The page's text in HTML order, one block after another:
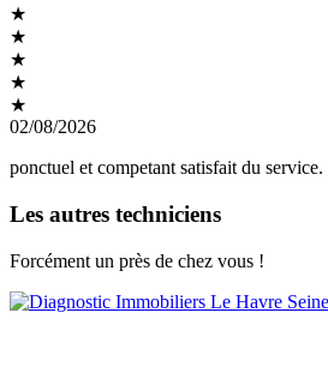
★
★
★
★
★
02/08/2026
ponctuel et competant satisfait du service.
Les autres techniciens
Forcément un près de chez vous !